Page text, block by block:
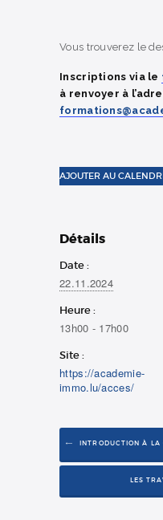
Vous trouverez le
Inscriptions via le
à renvoyer à
AJOUTER AU
Détails
Date :
22.11.2024
Heure :
13h00 - 17h00
Site :
https://academie-
immo.lu/acces/
INTRODUCTION À LA
LES